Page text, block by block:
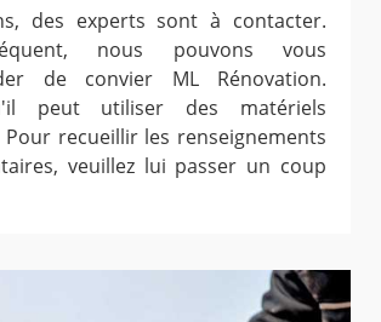
des experts sont à contacter.
nous pouvons vous
de convier ML Rénovation.
peut utiliser des matériels
recueillir les renseignements
veuillez lui passer un coup